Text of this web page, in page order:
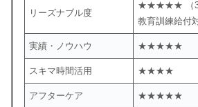
リーズナブル度
★★★★★ （3
教育訓練給付
実績・ノウハウ ★★★★★
スキマ時間活用 ★★★★
アフターケア ★★★★★